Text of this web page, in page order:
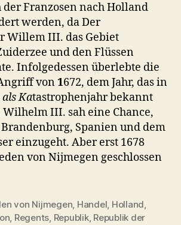
der Franzosen nach Holland
werden, da Der
Willem III. das Gebiet
und den Flüssen
Infolgedessen überlebte die
von1672, dem Jahr, das in
Katastrophenjahr bekannt
Wilhelm III. sah eine Chance,
Spanien und dem
einzugeht. Aber erst 1678
von Nijmegen geschlossen
von Nijmegen, Handel, Holland,
, Regents, Republik, Republik der